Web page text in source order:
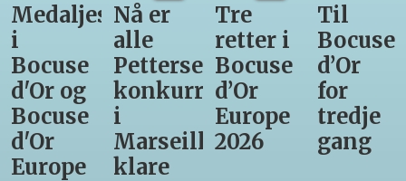
Medaljestatistikk
i
Bocuse
d'Or og
Bocuse
d'Or
Europe
Nå er
alle
Pettersens
konkurrenter
i
Marseille
klare
Tre
retter i
Bocuse
d’Or
Europe
2026
Til
Bocuse
d’Or
for
tredje
gang